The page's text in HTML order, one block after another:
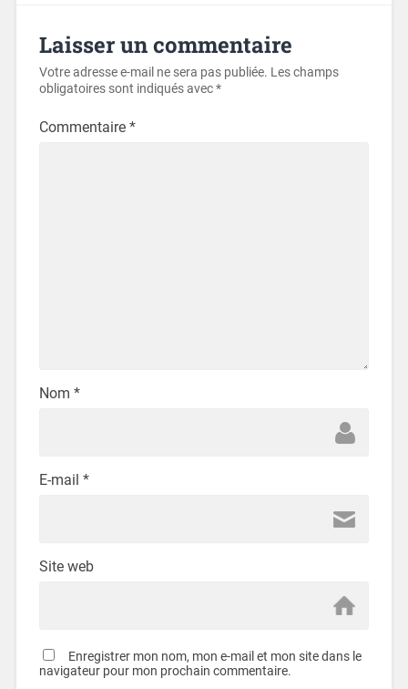
Laisser un commentaire
Votre adresse e-mail ne sera pas publiée. Les champs
obligatoires sont indiqués avec*
Commentaire *
Nom *
E-mail *
Site web
Enregistrer mon nom, mon e-mail et mon site dans le
navigateur pour mon prochain commentaire.